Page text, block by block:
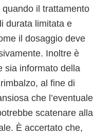
il trattamento
durata limitata e
il dosaggio deve
Inoltre è
sia informato della
al fine di
che l’eventuale
scatenare alla
È accertato che,